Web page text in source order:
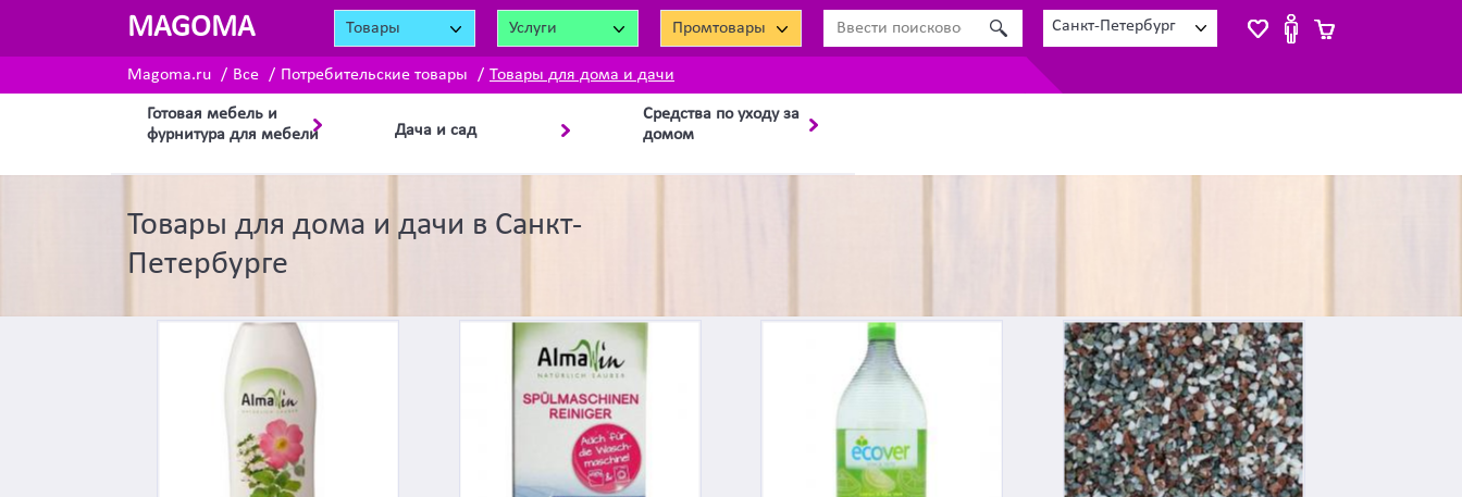
MAGOMA Товары Услуги Промтовары Санкт-Петербург
Magoma.ru Все Потребительские товары Товары для дома и дачи
Готовая мебель и
фурнитура для мебели
Дача и сад
Средства по уходу за
домом
Товары для дома и дачи в Санкт-
Петербурге